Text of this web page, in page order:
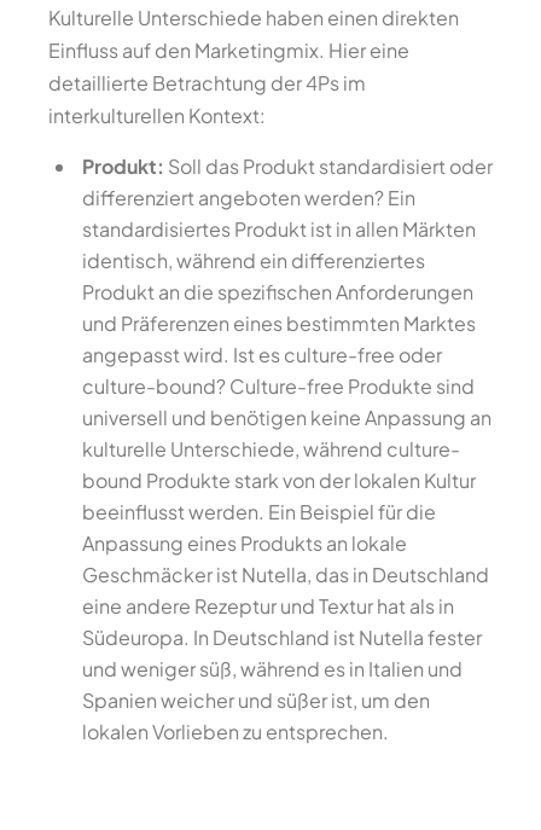
Kulturelle Unterschiede haben einen direkten
Einfluss auf den Marketingmix. Hier eine
detaillierte Betrachtung der 4Ps im
interkulturellen Kontext:
Produkt: Soll das Produkt standardisiert oder
differenziert angeboten werden? Ein
standardisiertes Produkt ist in allen Märkten
identisch, während ein differenziertes
Produkt an die spezifischen Anforderungen
und Präferenzen eines bestimmten Marktes
angepasst wird. Ist es culture-free oder
culture-bound? Culture-free Produkte sind
universell und benötigen keine Anpassung an
kulturelle Unterschiede, während culture-
bound Produkte stark von der lokalen Kultur
beeinflusst werden. Ein Beispiel für die
Anpassung eines Produkts an lokale
Geschmäcker ist Nutella, das in Deutschland
eine andere Rezeptur und Textur hat als in
Südeuropa. In Deutschland ist Nutella fester
und weniger süß, während es in Italien und
Spanien weicher und süßer ist, um den
lokalen Vorlieben zu entsprechen.